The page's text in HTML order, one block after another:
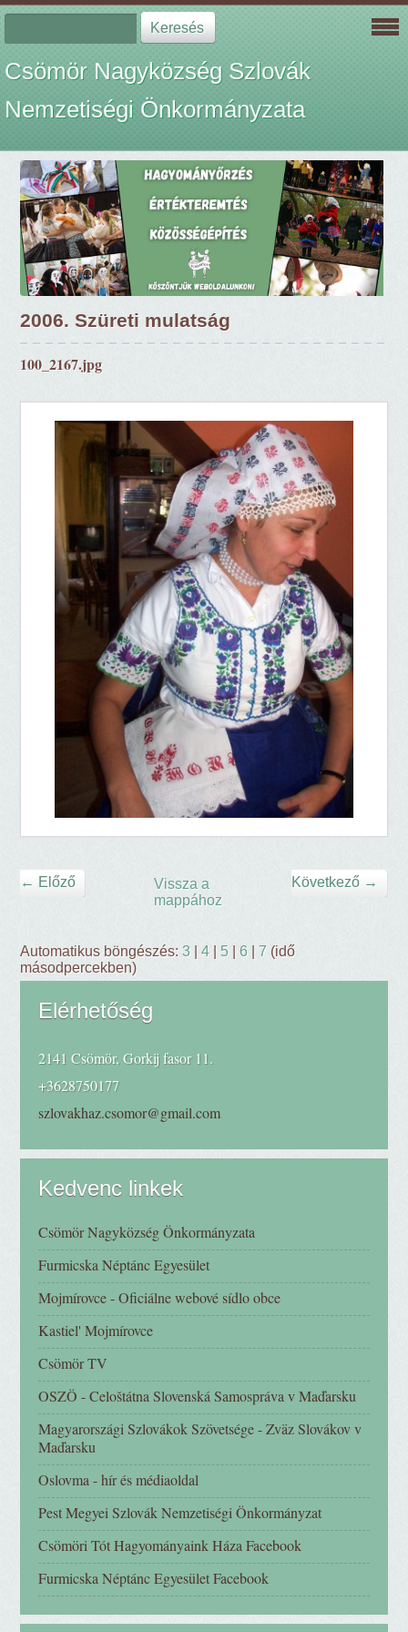
Csömör Nagyközség Szlovák
Nemzetiségi Önkormányzata
2006. Szüreti mulatság
100_2167.jpg
← Előző Következő →
Vissza a
mappához
Automatikus böngészés:3 |4 5 |6 |7 (idő
másodpercekben)
Elérhetőség
2141 Csömör, Gorkij fasor 11.
+3628750177
szlovakhaz.csomor@gmail.com
Kedvenc linkek
Csömör Nagyközség Önkormányzata
Furmicska Néptánc Egyesület
Mojmírovce - Oficiálne webové sídlo obce
Kastiel' Mojmírovce
Csömör TV
OSZÖ - Celoštátna Slovenská Samospráva v Maďarsku
Magyarországi Szlovákok Szövetsége - Zväz Slovákov v
Maďarsku
Oslovma - hír és médiaoldal
Pest Megyei Szlovák Nemzetiségi Önkormányzat
Csömöri Tót Hagyományaink Háza Facebook
Furmicska Néptánc Egyesület Facebook